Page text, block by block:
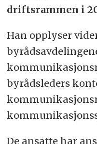
driftsrammen i
Han opplyser
byrådsleders
De ansatte har